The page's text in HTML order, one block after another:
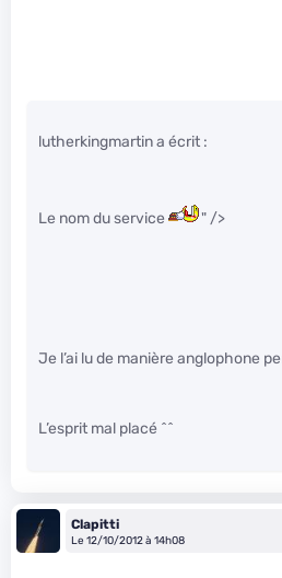
lutherkingmartin a écrit :
Le nom du service " />
Je l’ai lu de manière anglophone
L’esprit mal placé ^^
Clapitti
Le 12/10/2012 à 14h08